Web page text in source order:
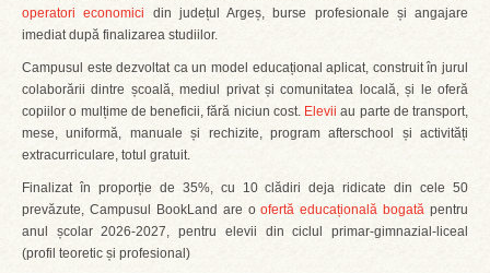
operatori economici din județul Argeș, burse profesionale și angajare
imediat după finalizarea studiilor.
Campusul este dezvoltat ca un model educațional aplicat, construit în jurul
colaborării dintre școală, mediul privat și comunitatea locală, și le oferă
copiilor o mulțime de beneficii, fără niciun cost. Elevii au parte de transport,
mese, uniformă, manuale și rechizite, program afterschool și activități
extracurriculare, totul gratuit.
Finalizat în proporție de 35%, cu 10 clădiri deja ridicate din cele 50
prevăzute, Campusul BookLand are oofertă educațională bogată pentru
anul școlar 2026-2027, pentru elevii din ciclul primar-gimnazial-liceal
(profil teoretic și profesional)